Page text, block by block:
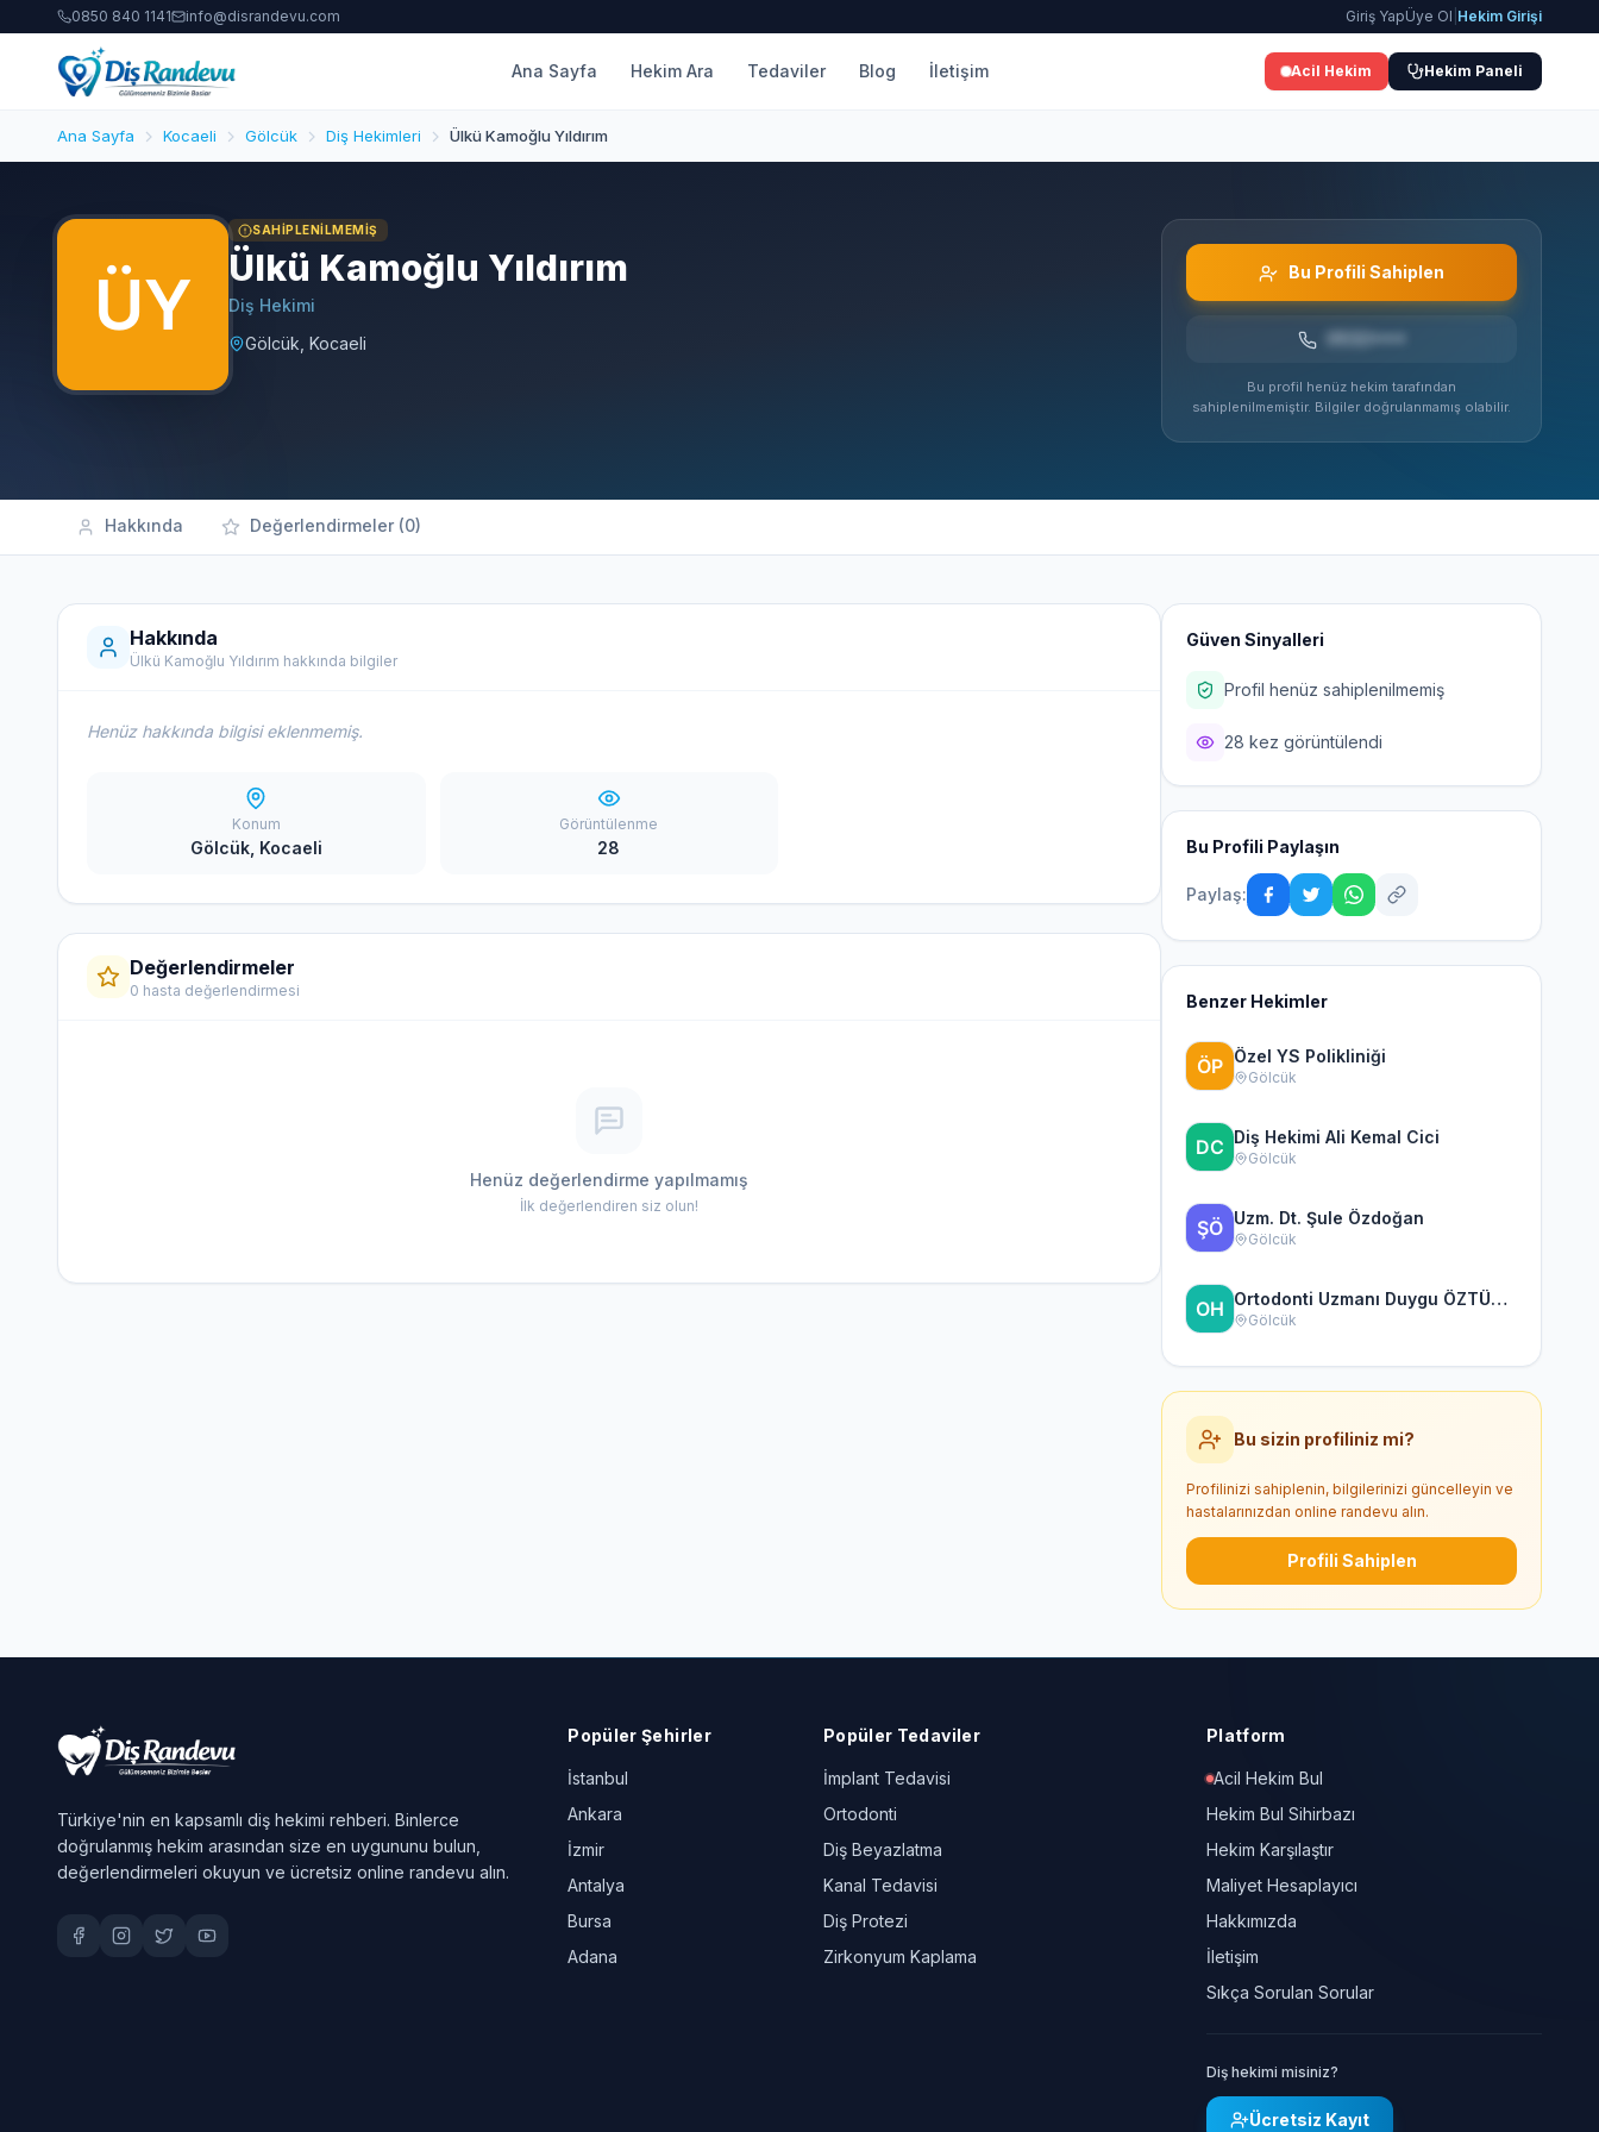
0850 840 1141 info@disrandevu.com Giriş YapÜye Ol Hekim Girişi
Ana Sayfa Hekim Ara Tedaviler Blog İletişim Acil Hekim Hekim Paneli
Ana Sayfa Kocaeli Gölcük Diş Hekimleri Ülkü Kamoğlu Yıldırım
SAHIPLENILMEMIŞ
Ülkü Kamoğlu Yıldırım
Diş Hekimi
Gölcük, Kocaeli
Bu Profili Sahiplen
Bu profil henüz hekim tarafından
sahiplenilmemiştir. Bilgiler doğrulanmamış olabilir.
Hakkında Değerlendirmeler (0)
Hakkında
Ülkü Kamoğlu Yıldırım hakkında bilgiler
Henüz hakkında bilgisi eklenmemiş.
Konum
Gölcük, Kocaeli
Görüntülenme
28
Değerlendirmeler
0 hasta değerlendirmesi
Henüz değerlendirme yapılmamış
İlk değerlendiren siz olun!
Güven Sinyalleri
Profil henüz sahiplenilmemiş
28 kez görüntülendi
Bu Profili Paylaşın
Paylaş:
Benzer Hekimler
Özel YS Polikliniği
Gölcük
Diş Hekimi Ali Kemal Cici
Gölcük
Uzm. Dt. Şule Özdoğan
Gölcük
Ortodonti Uzmanı Duygu ÖZTÜRK, Uzman Diş Hekimi
Gölcük
Bu sizin profiliniz mi?
Profilinizi sahiplenin, bilgilerinizi güncelleyin ve
hastalarınızdan online randevu alın.
Profili Sahiplen
Türkiye'nin en kapsamlı diş hekimi rehberi. Binlerce
doğrulanmış hekim arasından size en uygununu bulun,
değerlendirmeleri okuyun ve ücretsiz online randevu alın.
Popüler Şehirler
İstanbul
Ankara
İzmir
Antalya
Bursa
Adana
Popüler Tedaviler
İmplant Tedavisi
Ortodonti
Diş Beyazlatma
Kanal Tedavisi
Diş Protezi
Zirkonyum Kaplama
Platform
Acil Hekim Bul
Hekim Bul Sihirbazı
Hekim Karşılaştır
Maliyet Hesaplayıcı
Hakkımızda
İletişim
Sıkça Sorulan Sorular
Diş hekimi misiniz?
Ücretsiz Kayıt